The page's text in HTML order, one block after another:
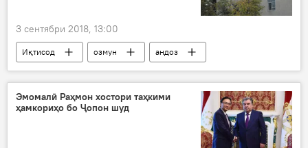
3 сентябри 2018, 13:00
Иқтисод озмун
андоз
маош
мансабдорон
эълони ҷои кор
Дар Тоҷикистон
Эмомалӣ Раҳмон хостори таҳкими
ҳамкориҳо бо Ҷопон шуд